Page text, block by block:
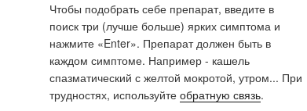
Чтобы подобрать себе препарат, введите в
поиск три (лучше больше) ярких симптома и
нажмите «Enter». Препарат должен быть в
каждом симптоме. Например - кашель
спазматический с желтой мокротой, утром... При
трудностях, используйте обратную связь.